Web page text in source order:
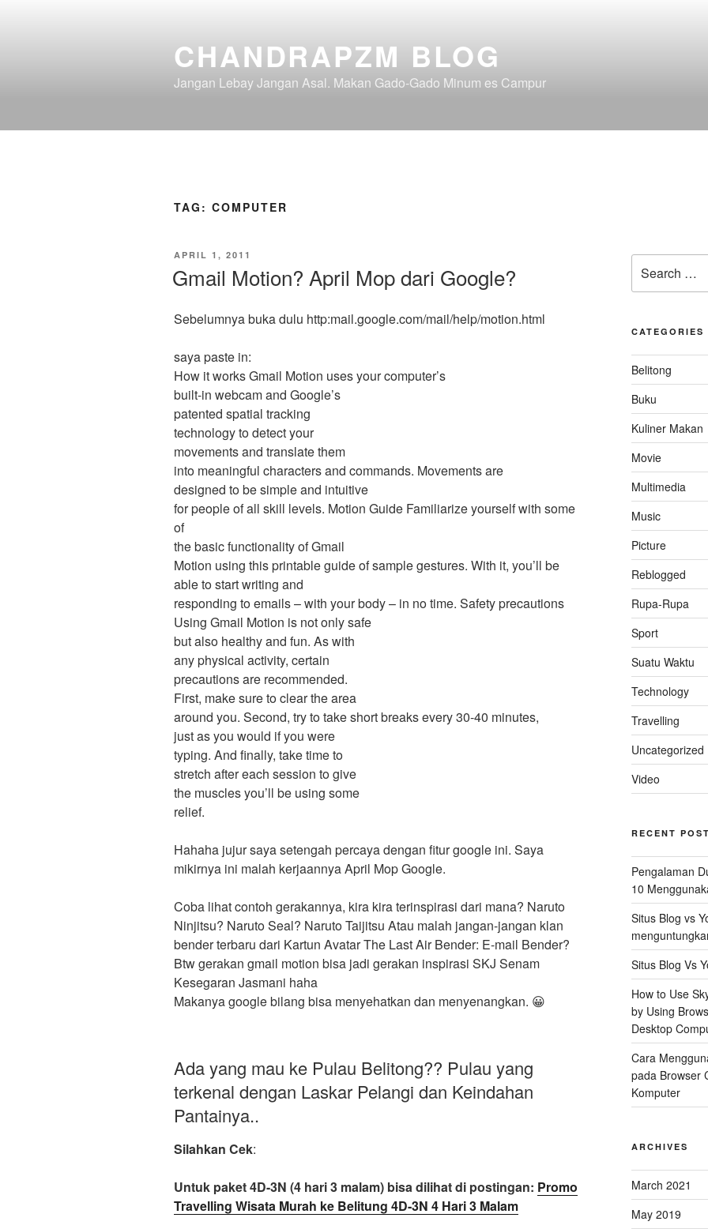
CHANDRAPZM BLOG
Jangan Lebay Jangan Asal. Makan Gado-Gado Minum es Campur
TAG: COMPUTER
POSTED
APRIL 1, 2011
Gmail Motion? April Mop dari Google?
Sebelumnya buka dulu http:mail.google.com/mail/help/motion.html
saya paste in:
How it works Gmail Motion uses your computer’s
built-in webcam and Google’s
patented spatial tracking
technology to detect your
movements and translate them
into meaningful characters and commands. Movements are
designed to be simple and intuitive
for people of all skill levels. Motion Guide Familiarize yourself with some
of
the basic functionality of Gmail
Motion using this printable guide of sample gestures. With it, you’ll be
able to start writing and
responding to emails – with your body – in no time. Safety precautions
Using Gmail Motion is not only safe
but also healthy and fun. As with
any physical activity, certain
precautions are recommended.
First, make sure to clear the area
around you. Second, try to take short breaks every 30-40 minutes,
just as you would if you were
typing. And finally, take time to
stretch after each session to give
the muscles you’ll be using some
relief.
Hahaha jujur saya setengah percaya dengan fitur google ini. Saya
mikirnya ini malah kerjaannya April Mop Google.
Coba lihat contoh gerakannya, kira kira terinspirasi dari mana? Naruto
Ninjitsu? Naruto Seal? Naruto Taijitsu Atau malah jangan-jangan klan
bender terbaru dari Kartun Avatar The Last Air Bender: E-mail Bender?
Btw gerakan gmail motion bisa jadi gerakan inspirasi SKJ Senam
Kesegaran Jasmani haha
Makanya google bilang bisa menyehatkan dan menyenangkan. 😀
Ada yang mau ke Pulau Belitong?? Pulau yang
terkenal dengan Laskar Pelangi dan Keindahan
Pantainya..
Silahkan Cek:
Untuk paket 4D-3N (4 hari 3 malam) bisa dilihat di postingan: Promo
Travelling Wisata Murah ke Belitung 4D-3N 4 Hari 3 Malam
for:
CATEGORIES
Belitong
Buku
Kuliner Makan
Movie
Multimedia
Music
Picture
Reblogged
Rupa-Rupa
Sport
Suatu Waktu
Technology
Travelling
Uncategorized
Video
RECENT
Pengalaman
10
Situs Blog vs
Situs Blog Vs
How to Use
by Using
Desktop
Cara
pada Browser
Komputer
ARCHIVES
March 2021
May 2019